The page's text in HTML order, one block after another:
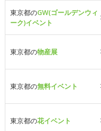
東京都のGW(ゴールデンウィ
ーク)イベント
東京都の物産展
東京都の無料イベント
東京都の花イベント